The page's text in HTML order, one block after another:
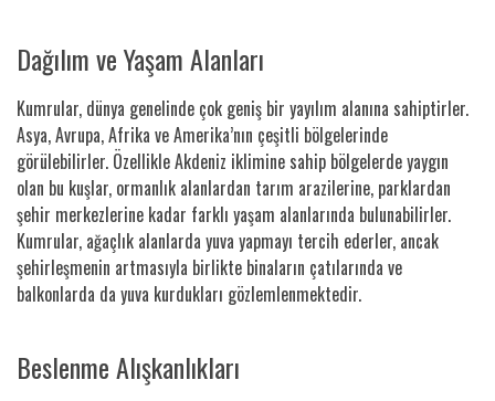
Dağılım ve Yaşam Alanları
Kumrular, dünya genelinde çok geniş bir yayılım alanına sahiptirler.
Asya, Avrupa, Afrika ve Amerika’nın çeşitli bölgelerinde
görülebilirler. Özellikle Akdeniz iklimine sahip bölgelerde yaygın
olan bu kuşlar, ormanlık alanlardan tarım arazilerine, parklardan
şehir merkezlerine kadar farklı yaşam alanlarında bulunabilirler.
Kumrular, ağaçlık alanlarda yuva yapmayı tercih ederler, ancak
şehirleşmenin artmasıyla birlikte binaların çatılarında ve
balkonlarda da yuva kurdukları gözlemlenmektedir.
Beslenme Alışkanlıkları